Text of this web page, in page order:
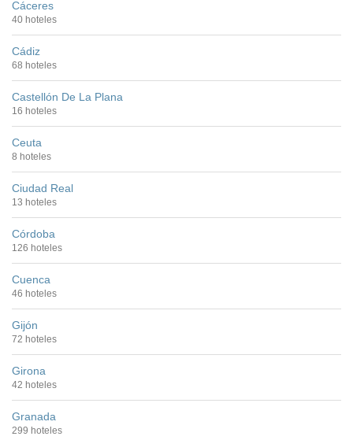
Cáceres
40 hoteles
Cádiz
68 hoteles
Castellón De La Plana
16 hoteles
Ceuta
8 hoteles
Ciudad Real
13 hoteles
Córdoba
126 hoteles
Cuenca
46 hoteles
Gijón
72 hoteles
Girona
42 hoteles
Granada
299 hoteles